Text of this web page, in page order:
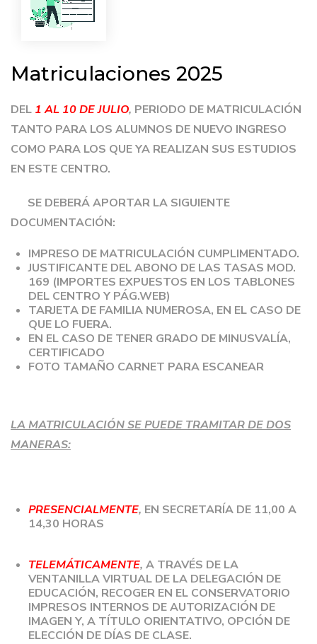
Matriculaciones 2025
DEL 1 AL 10 DE JULIO, PERIODO DE MATRICULACIÓN
TANTO PARA LOS ALUMNOS DE NUEVO INGRESO
COMO PARA LOS QUE YA REALIZAN SUS ESTUDIOS
EN ESTE CENTRO.
SE DEBERÁ APORTAR LA SIGUIENTE
DOCUMENTACIÓN:
IMPRESO DE MATRICULACIÓN CUMPLIMENTADO.
JUSTIFICANTE DEL ABONO DE LAS TASAS MOD.
169 (IMPORTES EXPUESTOS EN LOS TABLONES
DEL CENTRO Y PÁG.WEB)
TARJETA DE FAMILIA NUMEROSA, EN EL CASO DE
QUE LO FUERA.
EN EL CASO DE TENER GRADO DE MINUSVALÍA,
CERTIFICADO
FOTO TAMAÑO CARNET PARA ESCANEAR
LA MATRICULACIÓN SE PUEDE TRAMITAR DE DOS
MANERAS:
PRESENCIALMENTE, EN SECRETARÍA DE 11,00 A
14,30 HORAS
TELEMÁTICAMENTE, A TRAVÉS DE LA
VENTANILLA VIRTUAL DE LA DELEGACIÓN DE
EDUCACIÓN, RECOGER EN EL CONSERVATORIO
IMPRESOS INTERNOS DE AUTORIZACIÓN DE
IMAGEN Y, A TÍTULO ORIENTATIVO, OPCIÓN DE
ELECCIÓN DE DÍAS DE CLASE.